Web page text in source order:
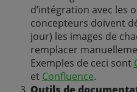
d’intégration avec les
concepteurs doivent
jour) les images de
remplacer
Exemples de ceci sont
et Confluence.